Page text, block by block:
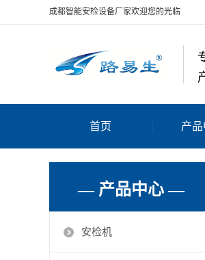
成都智能安检设备厂家欢迎您的光临
首页 产
— 产品中心 —
安检机